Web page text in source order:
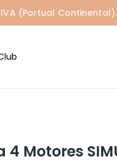
(Portual Continental).
Motores